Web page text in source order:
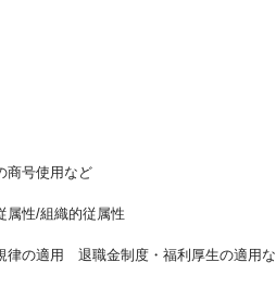
号使用など
属性/組織的従属性
の適用 退職金制度・福利厚生の適用